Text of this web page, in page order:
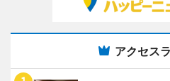
アクセス